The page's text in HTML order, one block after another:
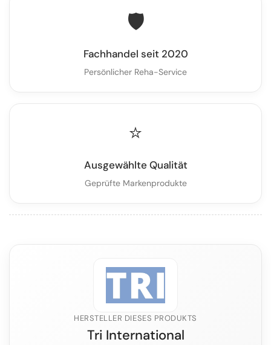
🛡️
Fachhandel seit 2020
Persönlicher Reha-Service
⭐
Ausgewählte Qualität
Geprüfte Markenprodukte
HERSTELLER DIESES PRODUKTS
Tri International